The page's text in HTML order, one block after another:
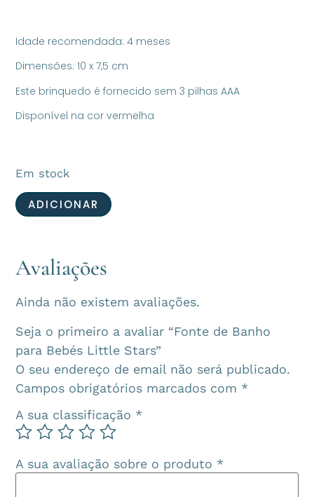
Idade recomendada: 4 meses
Dimensões: 10 x 7,5 cm
Este brinquedo é fornecido sem 3 pilhas AAA
Disponível na cor vermelha
Em stock
ADICIONAR
Avaliações
Ainda não existem avaliações.
Seja o primeiro a avaliar “Fonte de Banho
para Bebés Little Stars”
O seu endereço de email não será publicado.
Campos obrigatórios marcados com *
A sua classificação *
A sua avaliação sobre o produto *